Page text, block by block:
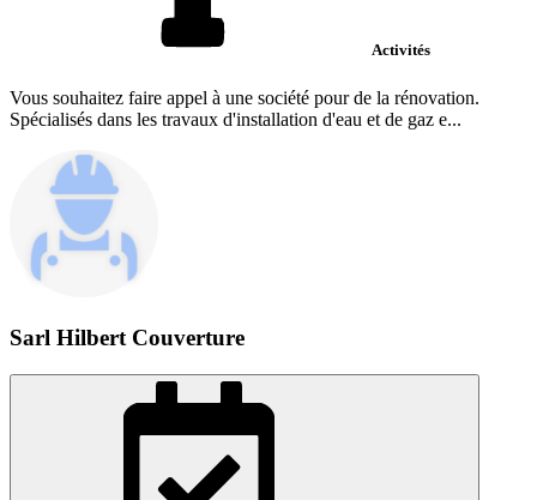
Activités
Vous souhaitez faire appel à une société pour de la rénovation.
Spécialisés dans les travaux d'installation d'eau et de gaz e...
Sarl Hilbert Couverture